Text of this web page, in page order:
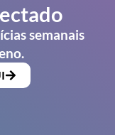
semanais